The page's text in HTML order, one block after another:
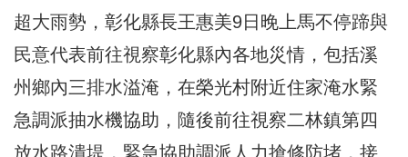
超大雨勢，彰化縣長王惠美9日晚上馬不停蹄與
民意代表前往視察彰化縣內各地災情，包括溪
州鄉內三排水溢淹，在榮光村附近住家淹水緊
急調派抽水機協助，隨後前往視察二林鎮第四
放水路潰堤，緊急協助調派人力搶修防堵，接